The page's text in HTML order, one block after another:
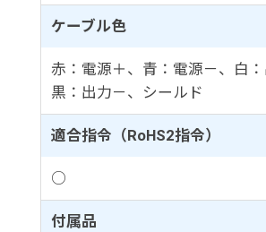
ケーブル色
赤：電源＋、青：電源－、白：
黒：出力－、シールド
適合指令（RoHS2指令）
○
付属品